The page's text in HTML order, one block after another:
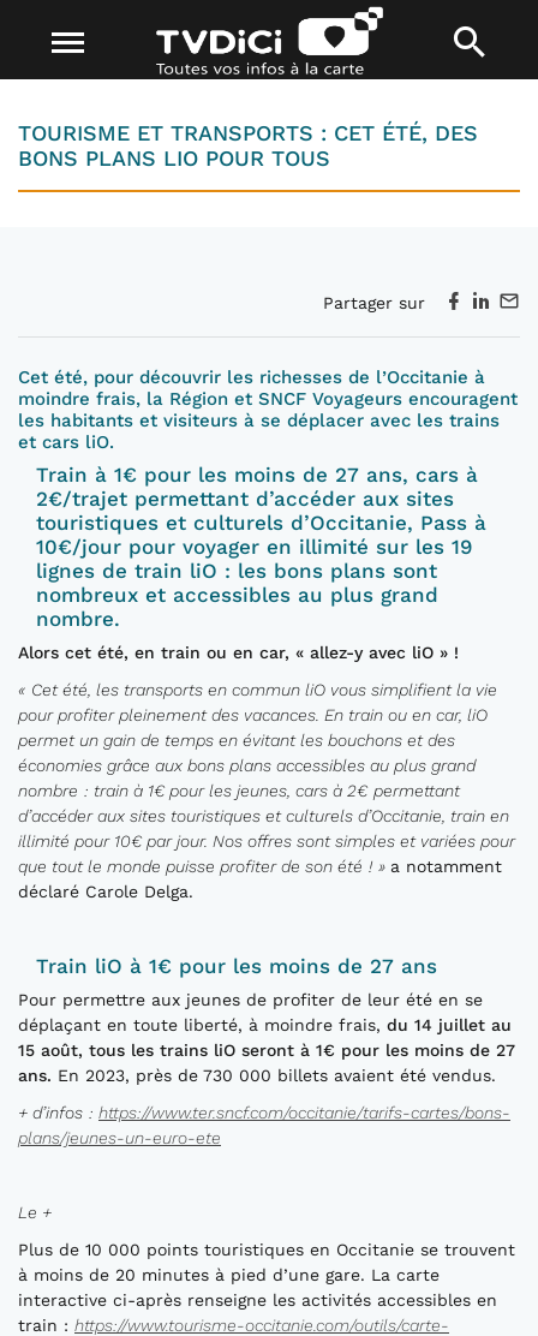
TOURISME ET TRANSPORTS : CET ÉTÉ, DES
BONS PLANS LIO POUR TOUS
Partager sur
Cet été, pour découvrir les richesses de l’Occitanie à
moindre frais, la Région et SNCF Voyageurs encouragent
les habitants et visiteurs à se déplacer avec les trains
et cars liO.
Train à 1€ pour les moins de 27 ans, cars à
2€/trajet permettant d’accéder aux sites
touristiques et culturels d’Occitanie, Pass à
10€/jour pour voyager en illimité sur les 19
lignes de train liO : les bons plans sont
nombreux et accessibles au plus grand
nombre.
Alors cet été, en train ou en car, « allez-y avec liO » !
« Cet été, les transports en commun liO vous simplifientla vie
pour profiter pleinement des vacances . En train ou en car, liO
permet un gain de temps en évitantles bouchons et des
économies grâce aux bons plans accessibles au plus grand
nombre : train à 1€ pourles jeunes , cars à 2€ permettant
d’accéder aux sites touristiques et culturels d’Occitanie, train en
illimité pour 10€ par jour. Nos offres sont simples et variées pour
que tout le monde puisse profiter de son été ! » a notamment
déclaré Carole Delga.
Train liO à 1€ pour les moins de 27 ans
Pour permettre aux jeunes de profiter de leur été en se
déplaçant en toute liberté, à moindre frais, du 14 juillet au
15 août, tous les trains liO seront à 1€ pour les moins de 27
ans. En 2023, près de 730 000 billets avaient été vendus.
+ d’infos : https://www.ter.sncf.com/occitanie/tarifs-cartes/bons-
plans/jeunes-un-euro-ete
Le +
Plus de 10 000 points touristiques en Occitanie se trouvent
à moins de 20 minutes à pied d’une gare. La carte
interactive ci-après renseigne les activités accessibles en
train : https://www.tourisme-occitanie.com/outils/carte-